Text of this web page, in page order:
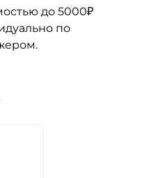
до 5000₽
по